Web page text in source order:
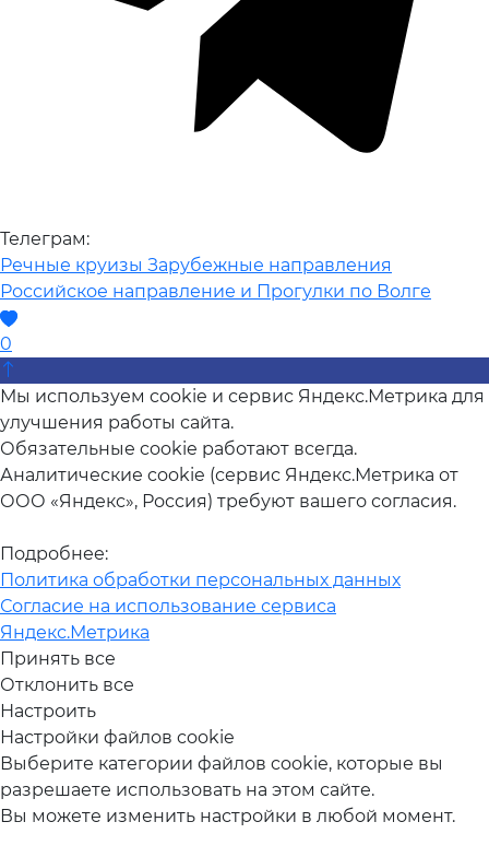
Телеграм:
Речные круизы Зарубежные направления
Российское направление и Прогулки по Волге
0
Мы используем cookie и сервис Яндекс.Метрика для
улучшения работы сайта.
Обязательные cookie работают всегда.
Аналитические cookie (сервис Яндекс.Метрика от
ООО «Яндекс», Россия) требуют вашего согласия.
Подробнее:
Политика обработки персональных данных
Согласие на использование сервиса
Яндекс.Метрика
Принять все
Отклонить все
Настроить
Настройки файлов cookie
Выберите категории файлов cookie, которые вы
разрешаете использовать на этом сайте.
Вы можете изменить настройки в любой момент.